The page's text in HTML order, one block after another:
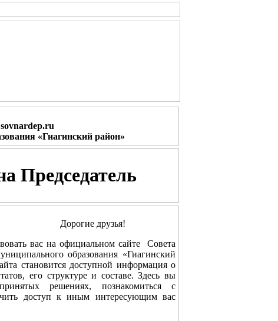
sovnardep.ru
«Гиагинский район»
Председатель
друзья!
вас на официальном сайте Совета
образования «Гиагинский
становится доступной информация о
его структуре и составе. Здесь вы
решениях, познакомиться с
доступ к иным интересующим вас